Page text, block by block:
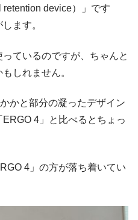
device）」です
ます。
ているのですが、ちゃんと
しれません。
かと部分の凝ったデザイン
4」と比べるとちょっ
4」の方が落ち着いてい